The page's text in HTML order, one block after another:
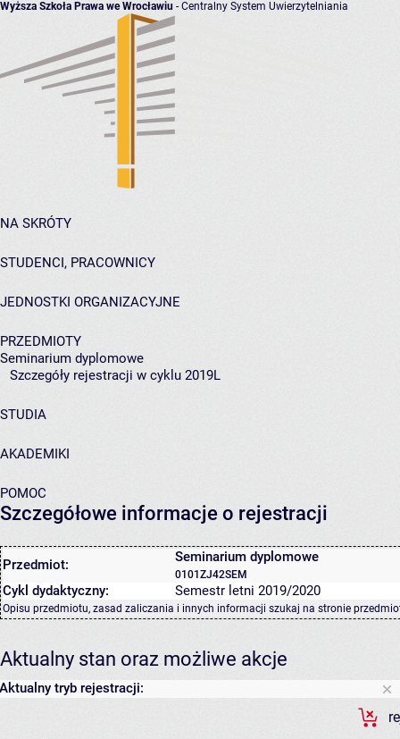
Wyższa Szkoła Prawa we Wrocławiu - Centralny System Uwierzytelniania
NA SKRÓTY
STUDENCI, PRACOWNICY
JEDNOSTKI ORGANIZACYJNE
PRZEDMIOTY
Seminarium dyplomowe
Szczegóły rejestracji w cyklu 2019L
STUDIA
AKADEMIKI
POMOC
Szczegółowe informacje o rejestracji
Przedmiot: Seminarium dyplomowe
0101ZJ42SEM
Cykl dydaktyczny: Semestr letni 2019/2020
Opisu przedmiotu, zasad zaliczania i innych informacji szukaj na stronie
Aktualny stan oraz możliwe akcje
Aktualny tryb rejestracji: